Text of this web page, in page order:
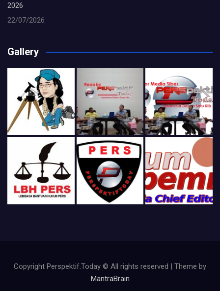
2026
22/07/2026
Gallery
Copyright Perspektif.Today © All rights reserved | Theme by
MantraBrain